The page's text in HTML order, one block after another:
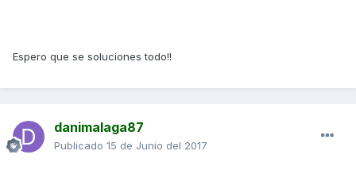
Espero que se soluciones todo!!
danimalaga87
Publicado 15 de Junio del 2017